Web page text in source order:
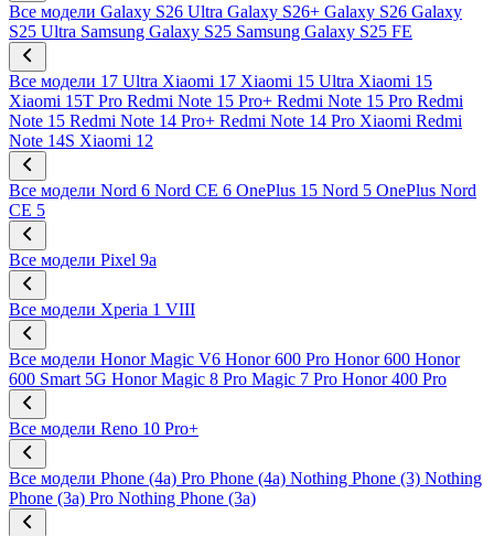
Все модели Galaxy S26 Ultra Galaxy S26+ Galaxy S26 Galaxy
S25 Ultra Samsung Galaxy S25 Samsung Galaxy S25 FE
Все модели 17 Ultra Xiaomi 17 Xiaomi 15 Ultra Xiaomi 15
Xiaomi 15T Pro Redmi Note 15 Pro+ Redmi Note 15 Pro Redmi
Note 15 Redmi Note 14 Pro+ Redmi Note 14 Pro Xiaomi Redmi
Note 14S Xiaomi 12
Все модели Nord 6 Nord CE 6 OnePlus 15 Nord 5 OnePlus Nord
CE 5
Все модели Pixel 9a
Все модели Xperia 1 VIII
Все модели Honor Magic V6 Honor 600 Pro Honor 600 Honor
600 Smart 5G Honor Magic 8 Pro Magic 7 Pro Honor 400 Pro
Все модели Reno 10 Pro+
Все модели Phone (4a) Pro Phone (4a) Nothing Phone (3) Nothing
Phone (3a) Pro Nothing Phone (3a)